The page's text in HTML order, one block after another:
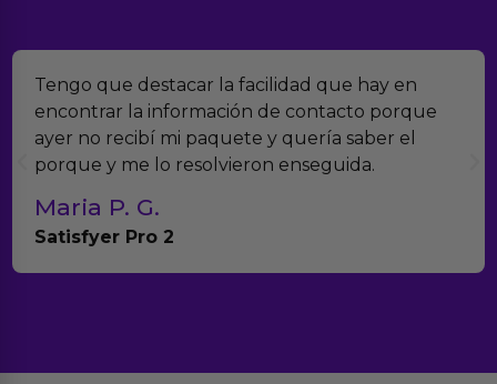
Tengo que destacar la facilidad que hay en
encontrar la información de contacto porque
ayer no recibí mi paquete y quería saber el
porque y me lo resolvieron enseguida.
Maria P. G.
Satisfyer Pro 2